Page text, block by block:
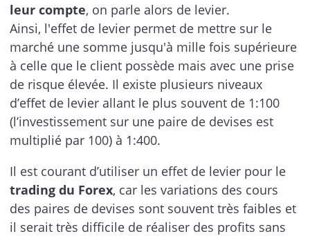
leur compte, on parle alors de levier.
Ainsi, l'effet de levier permet de mettre sur le
marché une somme jusqu'à mille fois supérieure
à celle que le client possède mais avec une prise
de risque élevée. Il existe plusieurs niveaux
d’effet de levier allant le plus souvent de 1:100
(l’investissement sur une paire de devises est
multiplié par 100) à 1:400.
Il est courant d’utiliser un effet de levier pour le
trading du Forex, car les variations des cours
des paires de devises sont souvent très faibles et
il serait très difficile de réaliser des profits sans